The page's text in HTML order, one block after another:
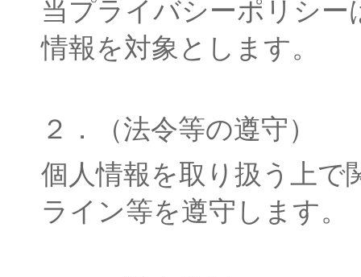
当プライバシーポリシ
情報を対象とします。
２．（法令等の遵守）
個人情報を取り扱う上で
ライン等を遵守します。